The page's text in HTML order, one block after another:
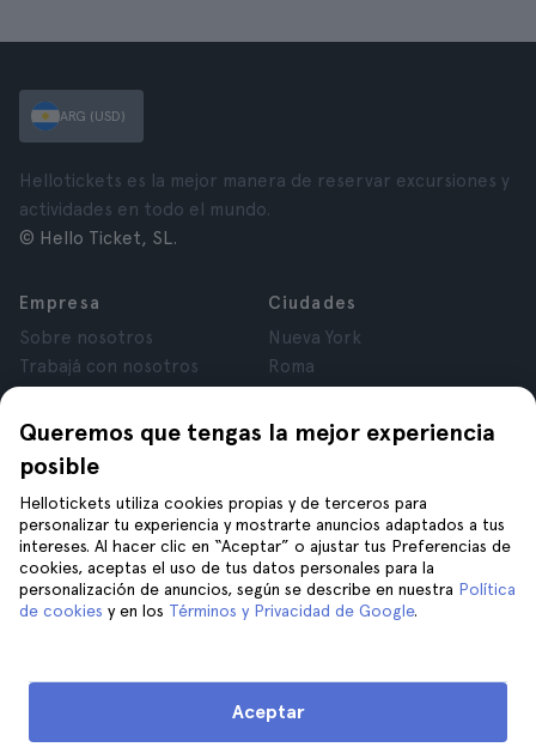
Queremos que tengas la mejor experiencia
posible
Hellotickets utiliza cookies propias y de terceros para
personalizar tu experiencia y mostrarte anuncios adaptados a tus
intereses. Al hacer clic en “Aceptar” o ajustar tus Preferencias de
cookies, aceptas el uso de tus datos personales para la
personalización de anuncios, según se describe en nuestra Política
de cookies y en los Términos y Privacidad de Google.
Aceptar
ARG (USD)
Hellotickets es la mejor manera de reservar excursiones y
actividades en todo el mundo.
© Hello Ticket, SL.
Empresa
Sobre nosotros
Trabajá con nosotros
Opiniones
Privacidad
Términos y Condiciones
Aviso Legal
Cookies
Ciudades
Nueva York
Roma
Londres
Granada
Tenerife
Ayuda
Unite a nosotros en